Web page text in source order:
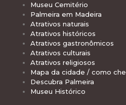
Museu Cemitério
Palmeira em Madeira
Atrativos naturais
Atrativos históricos
Atrativos gastronômicos
Atrativos culturais
Atrativos religiosos
Mapa da cidade / como
Descubra Palmeira
Museu Histórico